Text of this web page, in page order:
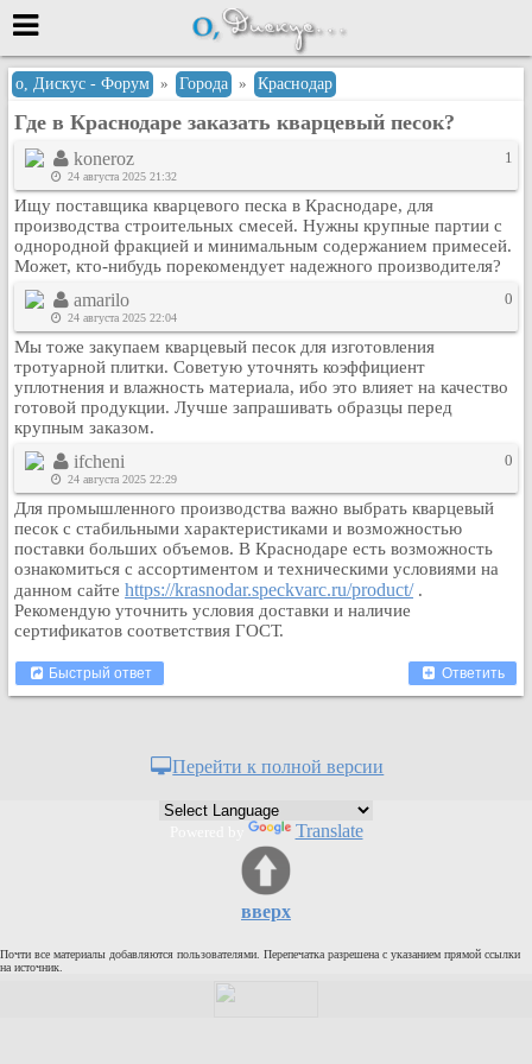
Меню
или войти через
Вход с 7ooo.ru
Регистрация
Забыли пароль?
Данные авторизации одинаковые с
сайтом 7ooo.ru
Форумы
Главная
Поиск
Новые сообщения
Беседы
Игры
Кулинария
Физкультура и спорт
Видео и Кино
Авто. Мото.
Космос
Видео архив
о, Дискус - Форум » Города » Краснодар
Где в Краснодаре заказать кварцевый песок?
koneroz
24 августа 2025 21:32
1
Ищу поставщика кварцевого песка в Краснодаре, для
производства строительных смесей. Нужны крупные партии с
однородной фракцией и минимальным содержанием примесей.
Может, кто-нибудь порекомендует надежного производителя?
amarilo
24 августа 2025 22:04
0
Мы тоже закупаем кварцевый песок для изготовления
тротуарной плитки. Советую уточнять коэффициент
уплотнения и влажность материала, ибо это влияет на качество
готовой продукции. Лучше запрашивать образцы перед
крупным заказом.
ifcheni
24 августа 2025 22:29
0
Для промышленного производства важно выбрать кварцевый
песок с стабильными характеристиками и возможностью
поставки больших объемов. В Краснодаре есть возможность
ознакомиться с ассортиментом и техническими условиями на
данном сайте https://krasnodar.speckvarc.ru/product/.
Рекомендую уточнить условия доставки и наличие
сертификатов соответствия ГОСТ.
Быстрый ответ Ответить
Перейти к полной версии
Translate
вверх
Почти все материалы добавляются пользователями. Перепечатка разрешена с указанием прямой ссылки
на источник.